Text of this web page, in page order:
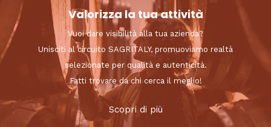
Valorizza la tua attività
Vuoi dare visibilità alla tua azienda?
Unisciti al circuito SAGRITALY, promuoviamo realtà
selezionate per qualità e autenticità.
Fatti trovare da chi cerca il meglio!
Scopri di più